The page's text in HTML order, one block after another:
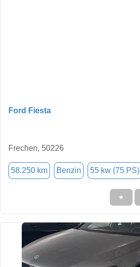
Ford Fiesta
Frechen, 50226
58.250 km Benzin 55 kw (75 PS)
★